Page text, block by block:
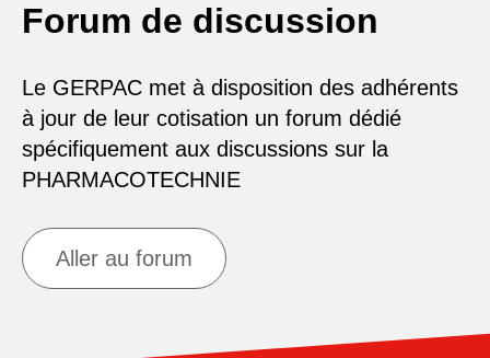
Forum de discussion
Le GERPAC met à disposition des adhérents
à jour de leur cotisation un forum dédié
spécifiquement aux discussions sur la
PHARMACOTECHNIE
Aller au forum